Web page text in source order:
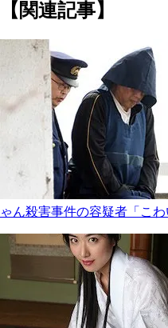
【関連記事】
ゃん殺害事件の容疑者「こ